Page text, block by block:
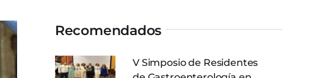
Recomendados
V Simposio de Residentes